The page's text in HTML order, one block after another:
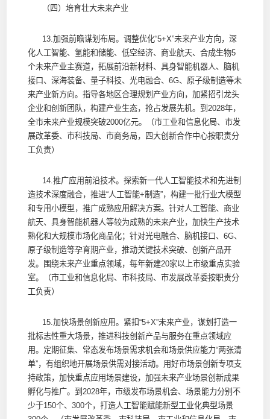
（四）培育壮大未来产业
13.加强前瞻谋划布局。调整优化“5+X”未来产业方向，深
化人工智能、氢能和储能、低空经济、商业航天、合成生物5
个未来产业主赛道，拓展前沿新材料、具身智能机器人、脑机
接口、深海装备、量子科技、光电融合、6G、原子级制造等未
来产业新方向。指导各地区合理规划产业方向，加紧招引龙头
企业和创新团队，构建产业生态，抢占发展先机。到2028年，
全市未来产业规模突破2000亿元。（市工业和信息化局、市发
展改革委、市科技局、市商务局，四大创新合作中心按职责分
工负责）
14.推广应用前沿技术。探索新一代人工智能技术和先进制
造技术深度融合，推进“人工智能+制造”，构建一批行业大模型
和专用小模型，推广成熟应用解决方案。针对人工智能、商业
航天、具身智能机器人等较为成熟的未来产业，加快生产技术
熟化和大规模市场化商品化；针对光电融合、脑机接口、6G、
原子级制造等孕育期产业，推动关键技术突破、创新产品开
发。围绕未来产业重点领域，每年新建20家以上市级重点实验
室。（市工业和信息化局、市科技局、市发展改革委按职责分
工负责）
15.加快场景创新应用。紧扣“5+X”未来产业，谋划打造一
批标志性重大场景，推进科技创新产品与服务在重点领域应
用。定期征集、常态发布场景需求机会和场景供应能力“两张清
单”，有组织地开展场景供需对接活动。用好市场景创新专项支
持政策，加快重点应用场景建设，加强未来产业场景创新成果
孵化与推广。到2028年，市级发布场景机会、场景能力分别不
少于150个、300个，打造人工智能赋能新型工业化典型场景